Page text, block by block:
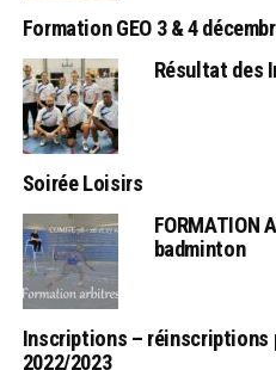
Formation GEO 3 & 4
Résultat des
Soirée Loisirs
FORMATION
badminton
Inscriptions – réinscriptions
2022/2023